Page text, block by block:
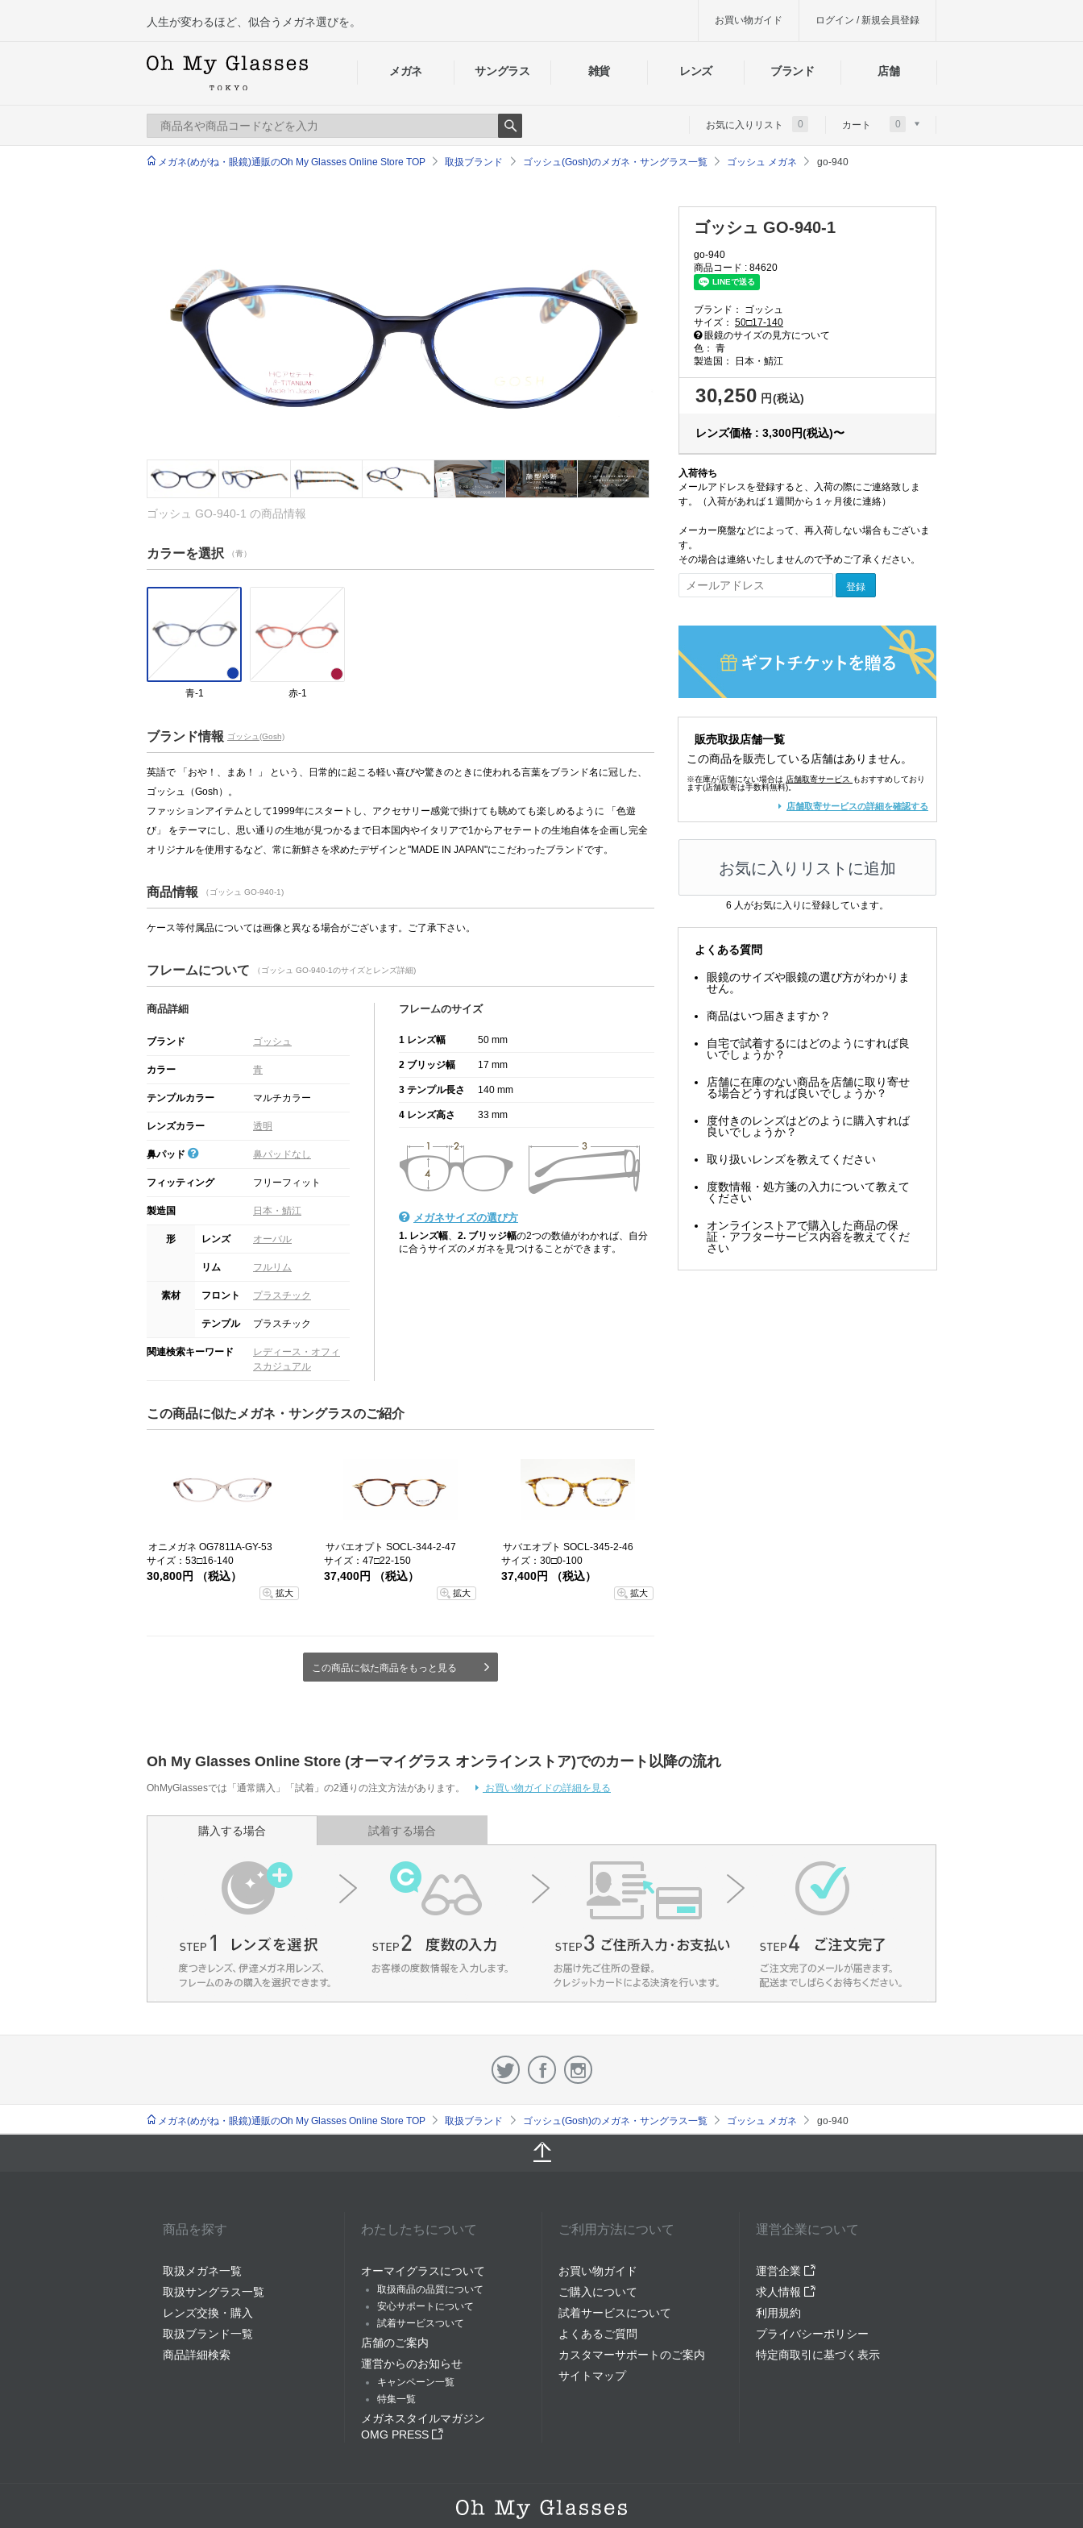
メガネ サングラス 雑貨 レンズ ブランド 店舗
人生が変わるほど、似合うメガネ選びを。 お買い物ガイド ログイン / 新規会員登録
Search
お気に入りリスト 0 カート 0
メガネ(めがね・眼鏡)通販のOh My Glasses Online Store TOP 取扱ブランド ゴッシュ(Gosh)のメガネ・サングラス一覧 ゴッシュ メガネ go-940
ゴッシュ GO-940-1
go-940
商品コード : 84620
ブランド： ゴッシュ
サイズ： 50□17-140
眼鏡のサイズの見方について
色： 青
製造国：
日本・鯖江
ゴッシュ GO-940-1 の商品情報
カラーを選択 （青）
青-1 赤-1
ブランド情報 ゴッシュ(Gosh)
英語で 「おや！、まあ！ 」 という、日常的に起こる軽い喜びや驚きのときに使われる言葉をブランド名に冠した、
ゴッシュ（Gosh）。
ファッションアイテムとして1999年にスタートし、アクセサリー感覚で掛けても眺めても楽しめるように 「色遊
び」 をテーマにし、思い通りの生地が見つかるまで日本国内やイタリアで1からアセテートの生地自体を企画し完全
オリジナルを使用するなど、常に新鮮さを求めたデザインと"MADE IN JAPAN"にこだわったブランドです。
商品情報 （ゴッシュ GO-940-1)
ケース等付属品については画像と異なる場合がございます。ご了承下さい。
フレームについて （ゴッシュ GO-940-1のサイズとレンズ詳細)
商品詳細
ブランド ゴッシュ
カラー 青
テンプルカラー マルチカラー
レンズカラー 透明
鼻パッド 鼻パッドなし
フィッティング フリーフィット
製造国 日本・鯖江
形 レンズ オーバル
リム フルリム
素材 フロント プラスチック
テンプル プラスチック
関連検索キーワード
レディース・オフィ
スカジュアル
フレームのサイズ
1 レンズ幅 50 mm
2 ブリッジ幅 17 mm
3 テンプル長さ 140 mm
4 レンズ高さ 33 mm
メガネサイズの選び方
1. レンズ幅 2. ブリッジ幅の2つの数値がわかれば、自分
に合うサイズのメガネを見つけることができます。
この商品に似たメガネ・サングラスのご紹介
オニメガネ OG7811A-GY-53
サイズ：53□16-140
30,800円 （税込）
拡大
サバエオプト SOCL-344-2-47
サイズ：47□22-150
37,400円 （税込）
拡大
サバエオプト SOCL-345-2-46
サイズ：30□0-100
37,400円 （税込）
拡大
この商品に似た商品をもっと見る
30,250 円(税込)
レンズ価格 : 3,300円(税込)〜
入荷待ち
メールアドレスを登録すると、入荷の際にご連絡致しま
す。（入荷があれば１週間から１ヶ月後に連絡）
メーカー廃盤などによって、再入荷しない場合もございま
す。
その場合は連絡いたしませんので予めご了承ください。
販売取扱店舗一覧
この商品を販売している店舗はありません。
※在庫が店舗にない場合は 店舗取寄サービス
もおすすめしており
ます(店舗取寄は手数料無料)。
店舗取寄サービスの詳細を確認する
お気に入りリストに追加
6 人がお気に入りに登録しています。
よくある質問
眼鏡のサイズや眼鏡の選び方がわかりま
せん。
商品はいつ届きますか？
自宅で試着するにはどのようにすれば良
いでしょうか？
店舗に在庫のない商品を店舗に取り寄せ
る場合どうすれば良いでしょうか？
度付きのレンズはどのように購入すれば
良いでしょうか？
取り扱いレンズを教えてください
度数情報・処方箋の入力について教えて
ください
オンラインストアで購入した商品の保
証・アフターサービス内容を教えてくだ
さい
Oh My Glasses Online Store (オーマイグラス オンラインストア)でのカート以降の流れ
OhMyGlassesでは「通常購入」「試着」の2通りの注文方法があります。 お買い物ガイドの詳細を見る
購入する場合 試着する場合
メガネ(めがね・眼鏡)通販のOh My Glasses Online Store TOP 取扱ブランド ゴッシュ(Gosh)のメガネ・サングラス一覧 ゴッシュ メガネ go-940
商品を探す
取扱メガネ一覧
取扱サングラス一覧
レンズ交換・購入
取扱ブランド一覧
商品詳細検索
わたしたちについて
オーマイグラスについて
取扱商品の品質について
安心サポートについて
試着サービスついて
店舗のご案内
運営からのお知らせ
キャンペーン一覧
特集一覧
メガネスタイルマガジン
OMG PRESS
ご利用方法について
お買い物ガイド
ご購入について
試着サービスについて
よくあるご質問
カスタマーサポートのご案内
サイトマップ
運営企業について
運営企業
求人情報
利用規約
プライバシーポリシー
特定商取引に基づく表示